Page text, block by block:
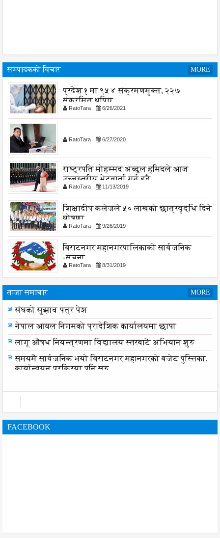
सम्पादकको विचार MORE
प्रदेश १ मा ९५४ संक्रमणमुक्त, २२७
संक्रमित थपिए
RatoTara 6/26/2021
RatoTara 6/27/2020
राष्ट्रपति मोहम्मद अब्दुल हमिदले आज
उच्चस्तरीय भेटवार्ता गर्नु हुदै,
RatoTara 11/13/2019
शिक्षादीप कलेजले ५० लाखको छात्रवृद्धि दिने
घोषणा
RatoTara 9/26/2019
बिराटनगर महानगरपालिकाको सार्वजनिक
-सुचना
RatoTara 8/31/2019
ताजा समाचार MORE
संघको सुझाव पत्र पेश
नेपाल आयल निगमको प्रादेशिक कार्यालयमा छापा
लागू औषध नियन्त्रणमा विद्यालय स्तरबाटै अभियान शुरु
समयमै सार्वजनिक भयो विराटनगर महानगरको बजेट पुस्तिका,
कार्यान्वयन प्रक्रिया पनि सुरु
FACEBOOK